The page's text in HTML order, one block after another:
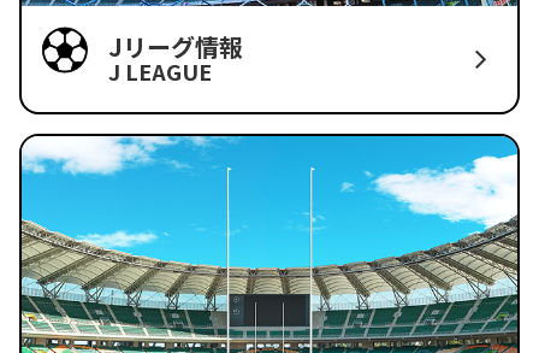
Jリーグ情報
J LEAGUE